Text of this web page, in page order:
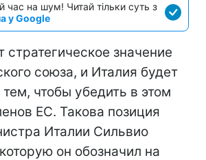
час на шум! Читай тільки суть з
у Google
стратегическое значение
союза, и Италия будет
чтобы убедить в этом
ЕС. Такова позиция
Италии Сильвио
он обозначил на